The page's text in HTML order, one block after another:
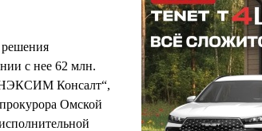
решения
с нее 62 млн.
Консалт“,
Омской